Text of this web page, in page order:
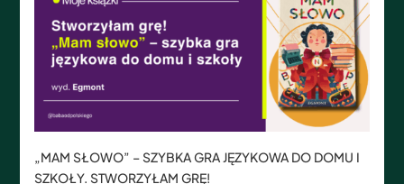
„MAM SŁOWO” – SZYBKA GRA JĘZYKOWA DO DOMU I
SZKOŁY. STWORZYŁAM GRĘ!